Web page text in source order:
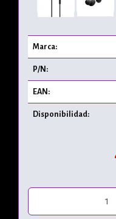
Marca:
P/N:
EAN:
Disponibilidad: